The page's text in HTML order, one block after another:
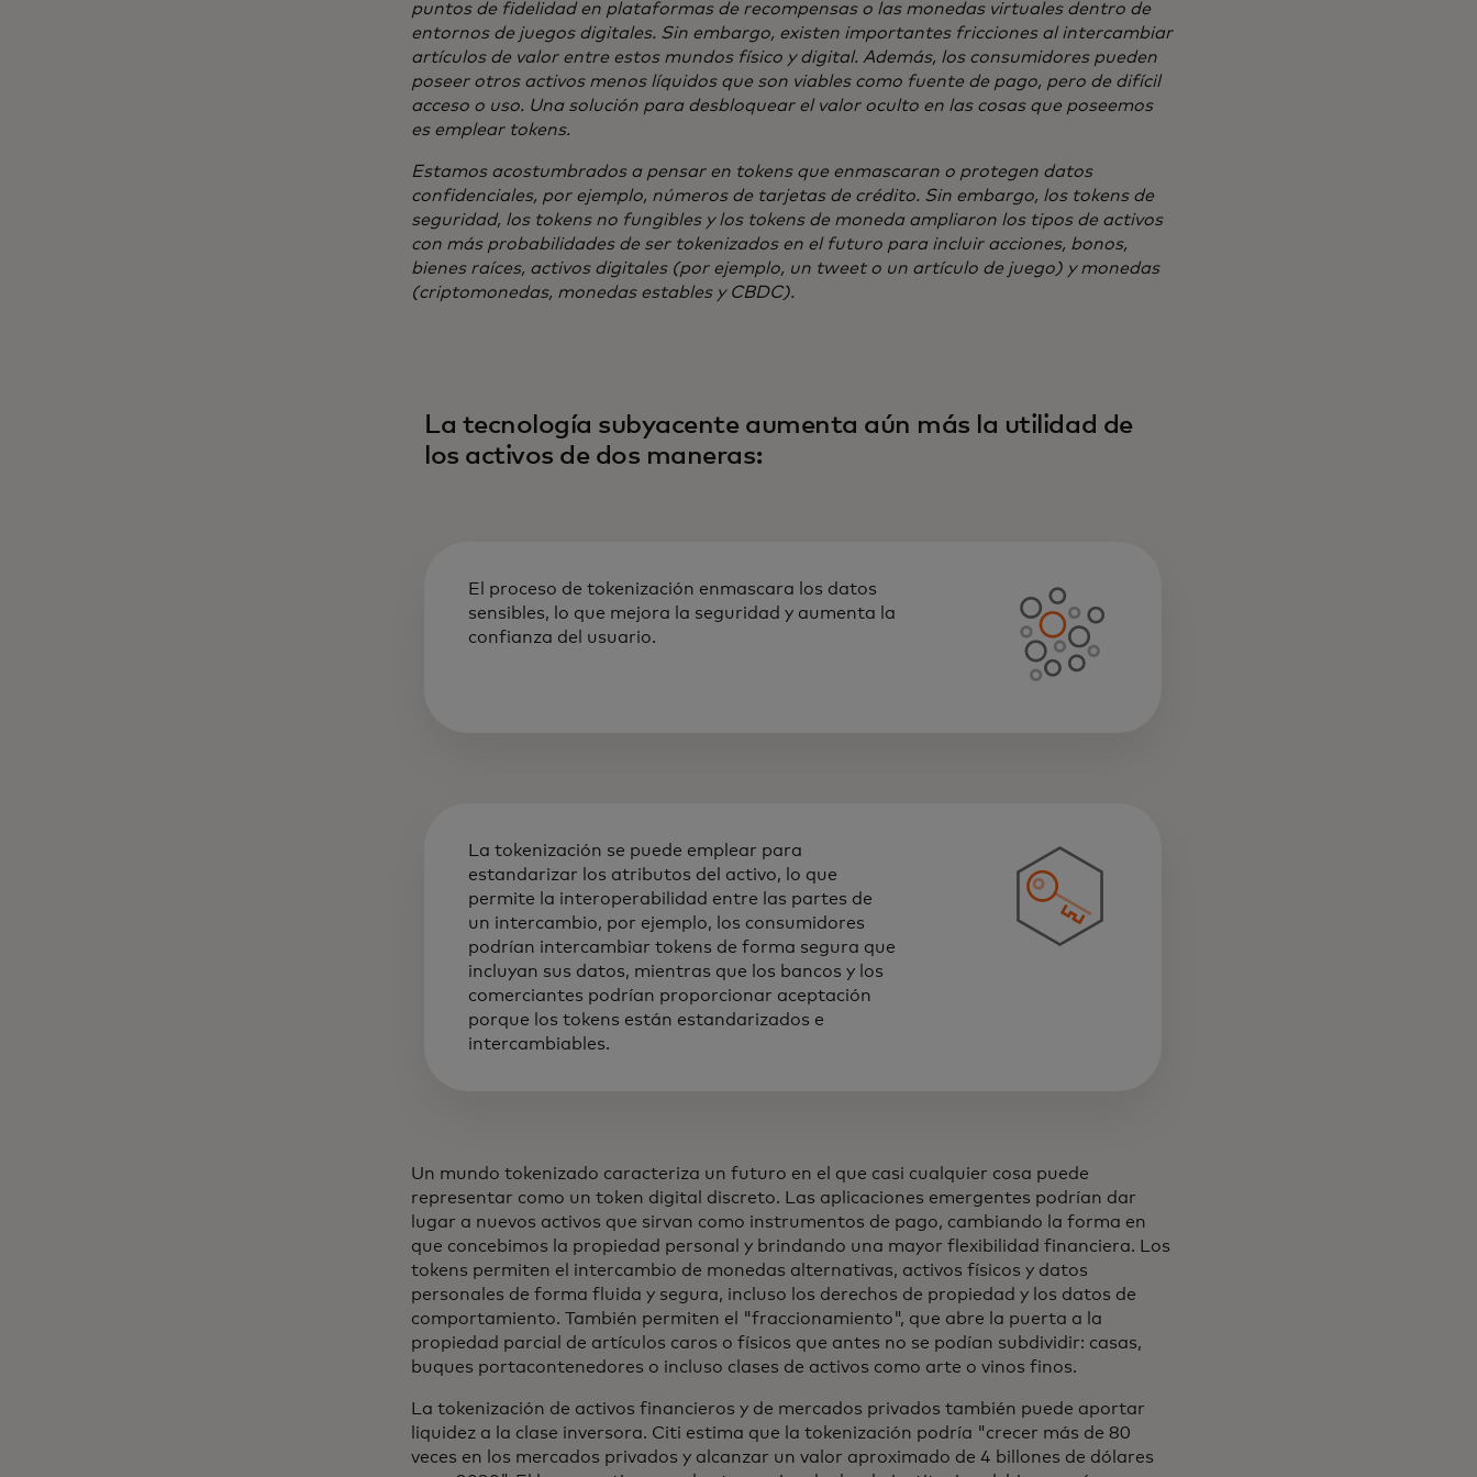
puntos de fidelidad en plataformas de recompensas o las monedas virtuales dentro de
entornos de juegos digitales. Sin embargo, existen importantes fricciones al intercambiar
artículos de valor entre estos mundos físico y digital. Además, los consumidores pueden
poseer otros activos menos líquidos que son viables como fuente de pago, pero de difícil
acceso o uso. Una solución para desbloquear el valor oculto en las cosas que poseemos
es emplear tokens.
Estamos acostumbrados a pensar en tokens que enmascaran o protegen datos
confidenciales, por ejemplo, números de tarjetas de crédito. Sin embargo, los tokens de
seguridad, los tokens no fungibles y los tokens de moneda ampliaron los tipos de activos
con más probabilidades de ser tokenizados en el futuro para incluir acciones, bonos,
bienes raíces, activos digitales (por ejemplo, un tweet o un artículo de juego) y monedas
(criptomonedas, monedas estables y CBDC).
La tecnología subyacente aumenta aún más la utilidad de
los activos de dos maneras:
El proceso de tokenización enmascara los datos
sensibles, lo que mejora la seguridad y aumenta la
confianza del usuario.
La tokenización se puede emplear para
estandarizar los atributos del activo, lo que
permite la interoperabilidad entre las partes de
un intercambio, por ejemplo, los consumidores
podrían intercambiar tokens de forma segura que
incluyan sus datos, mientras que los bancos y los
comerciantes podrían proporcionar aceptación
porque los tokens están estandarizados e
intercambiables.
Un mundo tokenizado caracteriza un futuro en el que casi cualquier cosa puede
representar como un token digital discreto. Las aplicaciones emergentes podrían dar
lugar a nuevos activos que sirvan como instrumentos de pago, cambiando la forma en
que concebimos la propiedad personal y brindando una mayor flexibilidad financiera. Los
tokens permiten el intercambio de monedas alternativas, activos físicos y datos
personales de forma fluida y segura, incluso los derechos de propiedad y los datos de
comportamiento. También permiten el "fraccionamiento", que abre la puerta a la
propiedad parcial de artículos caros o físicos que antes no se podían subdividir: casas,
buques portacontenedores o incluso clases de activos como arte o vinos finos.
La tokenización de activos financieros y de mercados privados también puede aportar
liquidez a la clase inversora. Citi estima que la tokenización podría "crecer más de 80
veces en los mercados privados y alcanzar un valor aproximado de 4 billones de dólares